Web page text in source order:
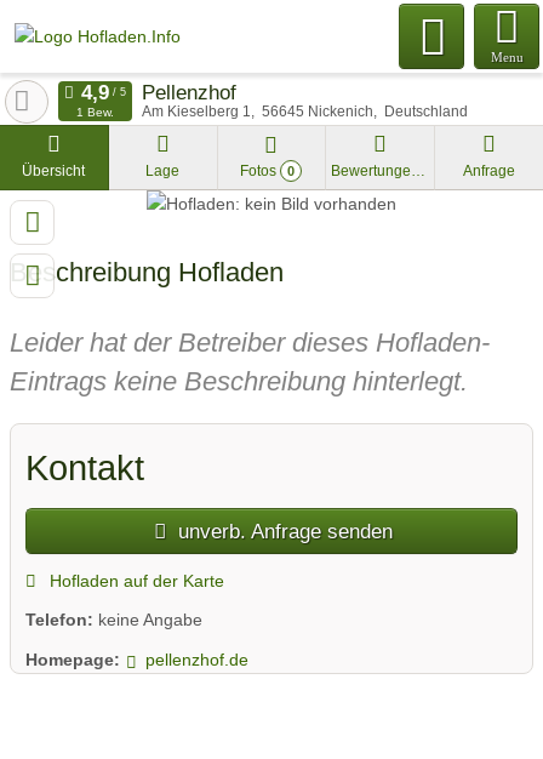
Menu
Pellenzhof
Am Kieselberg 1 56645 Nickenich Deutschland
1 Bew.
Übersicht Lage Fotos 0 Bewertungen Anfrage
Beschreibung Hofladen
Leider hat der Betreiber dieses Hofladen-
Eintrags keine Beschreibung hinterlegt.
Kontakt
unverb. Anfrage senden
Hofladen auf der Karte
Telefon: keine Angabe
Homepage: pellenzhof.de